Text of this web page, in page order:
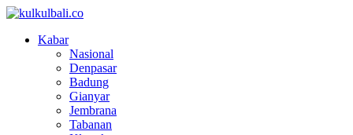
Kabar
Nasional
Denpasar
Badung
Gianyar
Jembrana
Tabanan